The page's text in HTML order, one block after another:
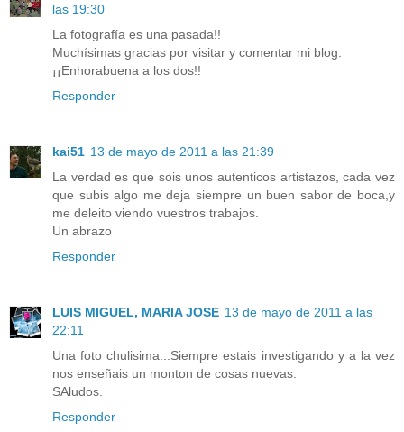
las 19:30
La fotografía es una pasada!!
Muchísimas gracias por visitar y comentar mi blog.
¡¡Enhorabuena a los dos!!
Responder
kai51 13 de mayo de 2011 a las 21:39
La verdad es que sois unos autenticos artistazos, cada vez
que subis algo me deja siempre un buen sabor de boca,y
me deleito viendo vuestros trabajos.
Un abrazo
Responder
LUIS MIGUEL, MARIA JOSE 13 de mayo de 2011 a las
22:11
Una foto chulisima...Siempre estais investigando y a la vez
nos enseñais un monton de cosas nuevas.
SAludos.
Responder